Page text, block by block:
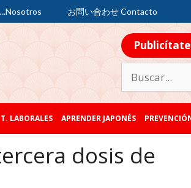
お問い合わせ Contacto
T. LABORALES APRENDER JAPONÉS
dosis de